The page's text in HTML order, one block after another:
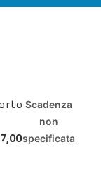
Scadenza
non
specificata